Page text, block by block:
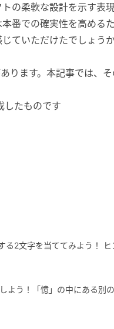
の柔軟な設計を示す表
番での確実性を高める
ていただけたでしょうか
ります。本記事では、
したものです
る2文字を当ててみよう！ ヒ
よう！「憶」の中にある別